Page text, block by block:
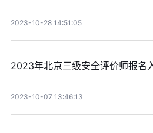
2023-10-28 14:51:05
2023年北京三级安全评价师报名
2023-10-07 13:46:13